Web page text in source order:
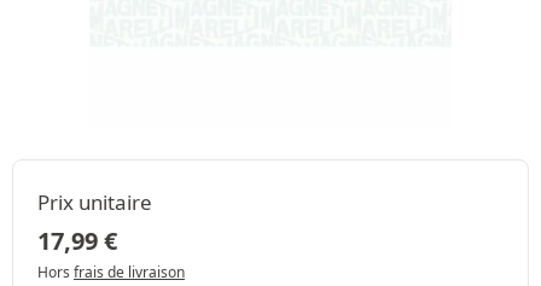
Prix unitaire
17,99€
Hors frais de livraison